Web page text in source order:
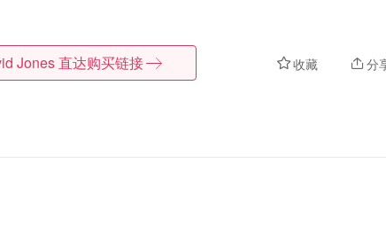
收藏 分
Jones 直达购买链接